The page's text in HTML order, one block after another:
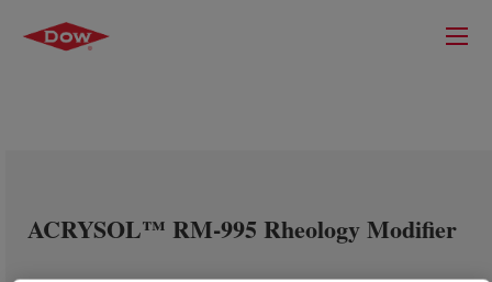
ACRYSOL™ RM-995 Rheology Modifier